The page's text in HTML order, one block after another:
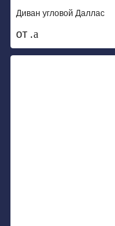
Диван угловой Даллас
от .